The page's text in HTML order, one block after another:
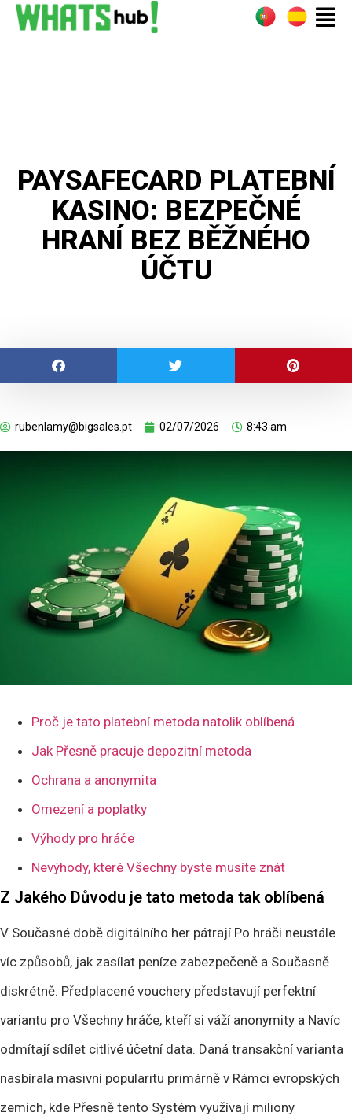
PAYSAFECARD PLATEBNÍ
KASINO: BEZPEČNÉ
HRANÍ BEZ BĚŽNÉHO
ÚČTU
rubenlamy@bigsales.pt 02/07/2026 8:43 am
Proč je tato platební metoda natolik oblíbená
Jak Přesně pracuje depozitní metoda
Ochrana a anonymita
Omezení a poplatky
Výhody pro hráče
Nevýhody, které Všechny byste musíte znát
Z Jakého Důvodu je tato metoda tak oblíbená
V Současné době digitálního her pátrají Po hráči neustále
víc způsobů, jak zasílat peníze zabezpečeně a Současně
diskrétně. Předplacené vouchery představují perfektní
variantu pro Všechny hráče, kteří si váží anonymity a Navíc
odmítají sdílet citlivé účetní data. Daná transakční varianta
nasbírala masivní popularitu primárně v Rámci evropských
zemích, kde Přesně tento Systém využívají miliony